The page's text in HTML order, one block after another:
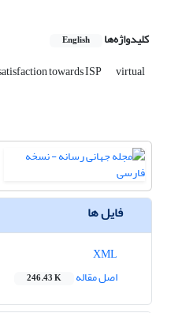
کلیدواژه‌ها English
towards ISP virtual
فایل ها
اصل مقاله
246.43 K